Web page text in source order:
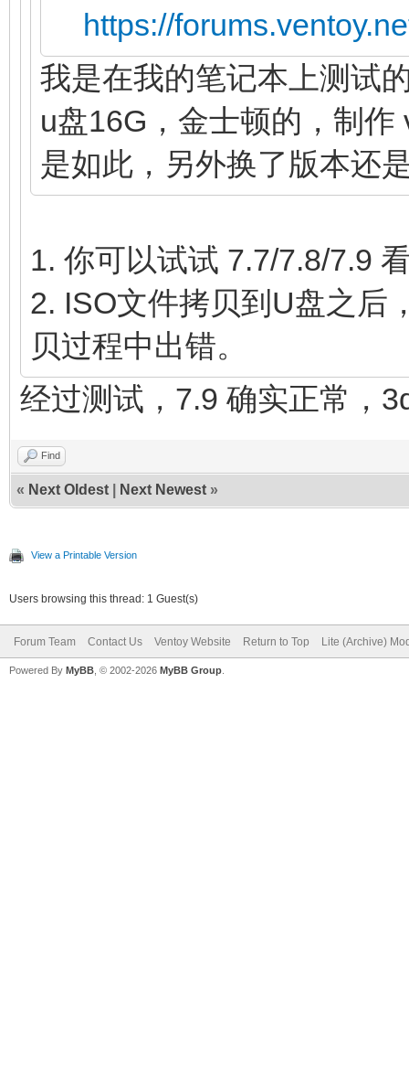
https://
我是在我的笔记本上测试
u盘16G，金士顿的，制
是如此，另外换了版本还
1. 你可以试试 7.7/7.8/7.9
2. ISO文件拷贝到U盘之后
贝过程中出错。
经过测试，7.9 确实正常，
Find
« Next Oldest Next Newest »
View a Printable Version
Users browsing this thread: 1 Guest(s)
Forum Team Contact Us Ventoy Website Return to Top Lite (Archive)
Powered By MyBB , © 2002-2026 MyBB Group